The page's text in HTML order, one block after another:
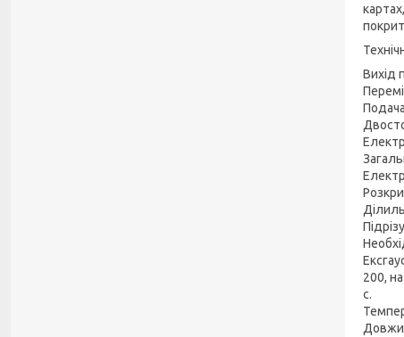
Вихід
200,
с.